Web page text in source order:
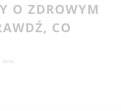
O ZDROWYM
CO
2016